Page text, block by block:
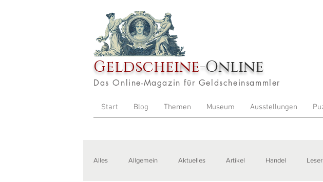
Geldscheine-Online
Das Online-Magazin für Geldscheinsammler
Start Blog Themen Museum Ausstellungen
Alles Allgemein Aktuelles Artikel Handel